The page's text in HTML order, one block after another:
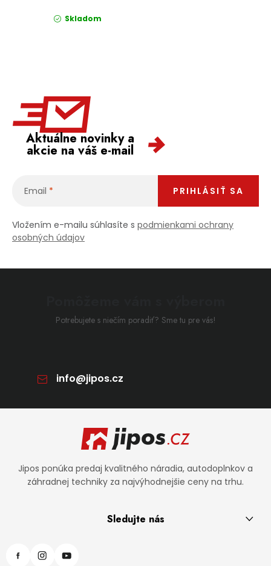
Skladom
Aktuálne novinky a
akcie na váš e-mail
Email
Vložením e-mailu súhlasíte s podmienkami ochrany
osobných údajov
PRIHLÁSIŤ SA
Potrebujete s niečím poradiť? Sme tu pre vás!
info@jipos.cz
Zápätie
Jipos ponúka predaj kvalitného náradia, autodoplnkov a
záhradnej techniky za najvýhodnejšie ceny na trhu.
Sledujte nás